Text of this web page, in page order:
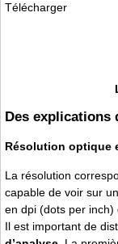
Télécharger
Des explications
Résolution optique
La résolution
capable de voir sur
en dpi (dots per inch)
Il est important de